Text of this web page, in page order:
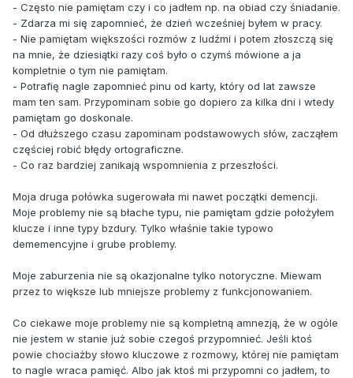
- Często nie pamiętam czy i co jadłem np. na obiad czy śniadanie.
- Zdarza mi się zapomnieć, że dzień wcześniej byłem w pracy.
- Nie pamiętam większości rozmów z ludźmi i potem złoszczą się
na mnie, że dziesiątki razy coś było o czymś mówione a ja
kompletnie o tym nie pamiętam.
- Potrafię nagle zapomnieć pinu od karty, który od lat zawsze
mam ten sam. Przypominam sobie go dopiero za kilka dni i wtedy
pamiętam go doskonale.
- Od dłuższego czasu zapominam podstawowych słów, zacząłem
częściej robić błędy ortograficzne.
- Co raz bardziej zanikają wspomnienia z przeszłości.
Moja druga połówka sugerowała mi nawet początki demencji.
Moje problemy nie są błache typu, nie pamiętam gdzie położyłem
klucze i inne typy bzdury. Tylko właśnie takie typowo
dememencyjne i grube problemy.
Moje zaburzenia nie są okazjonalne tylko notoryczne. Miewam
przez to większe lub mniejsze problemy z funkcjonowaniem.
Co ciekawe moje problemy nie są kompletną amnezją, że w ogóle
nie jestem w stanie już sobie czegoś przypomnieć. Jeśli ktoś
powie chociażby słowo kluczowe z rozmowy, której nie pamiętam
to nagle wraca pamięć. Albo jak ktoś mi przypomni co jadłem, to